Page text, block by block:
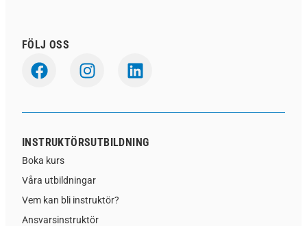
FÖLJ OSS
INSTRUKTÖRSUTBILDNING
Boka kurs
Våra utbildningar
Vem kan bli instruktör?
Ansvarsinstruktör